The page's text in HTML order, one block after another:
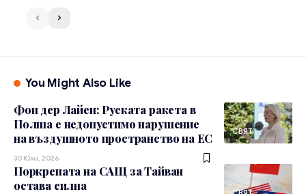
You Might Also Like
СВЯТ
Фон дер Лайен: Руската ракета в
Полша е недопустимо нарушение
на въздушното пространство на ЕС
30 Юли, 2026
Поркрепата на САЩ за Тайван
остава силна